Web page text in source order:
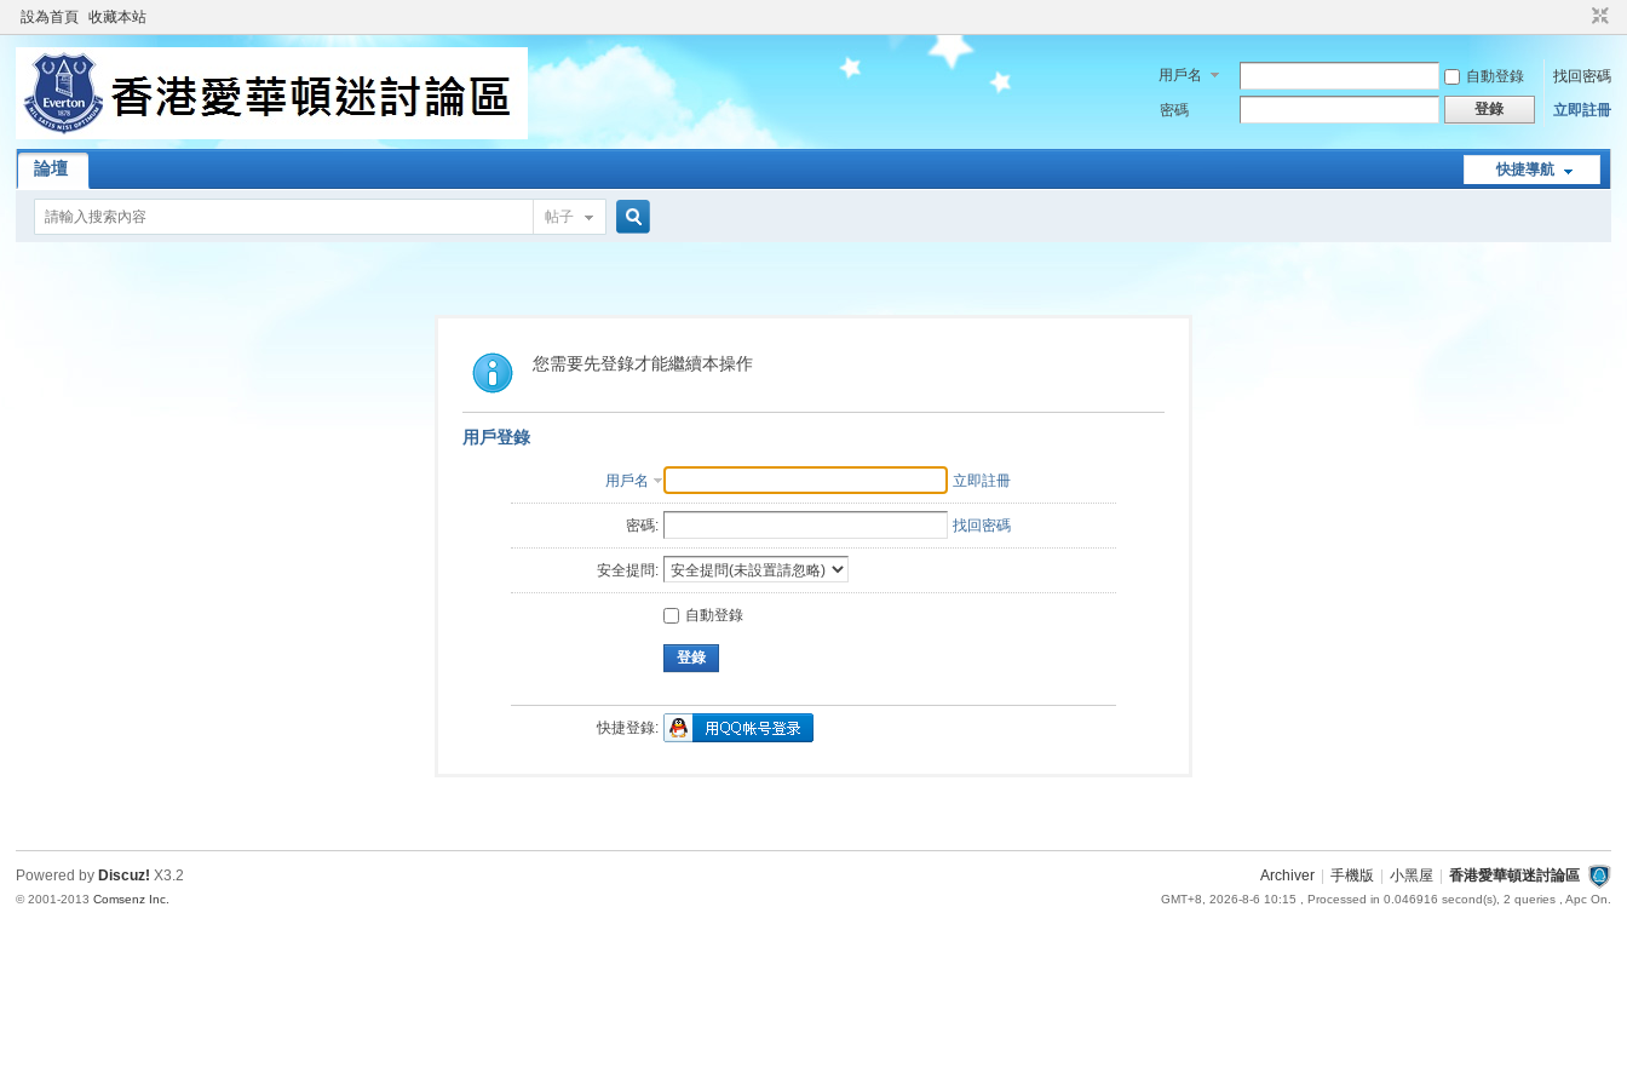
設為首頁 收藏本站
用戶名 自動登錄
找回密碼
密碼
登錄 立即註冊
快捷導航
論壇
帖子
索
您需要先登錄才能繼續本操作
用戶登錄
用戶名 立即註冊
密碼: 找回密碼
安全提問:
自動登錄
登錄
快捷登錄:
Archiver 手機版 小黑屋 香港愛華頓迷討論區
GMT+8, 2026-8-6 10:15 , Processed in 0.046916 second(s), 2 queries , Apc On.
Powered by Discuz! X3.2
© 2001-2013Comsenz Inc.